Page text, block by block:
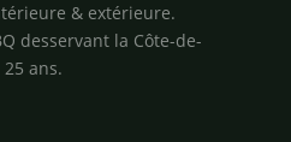
& extérieure.
desservant la Côte-de-
ans.